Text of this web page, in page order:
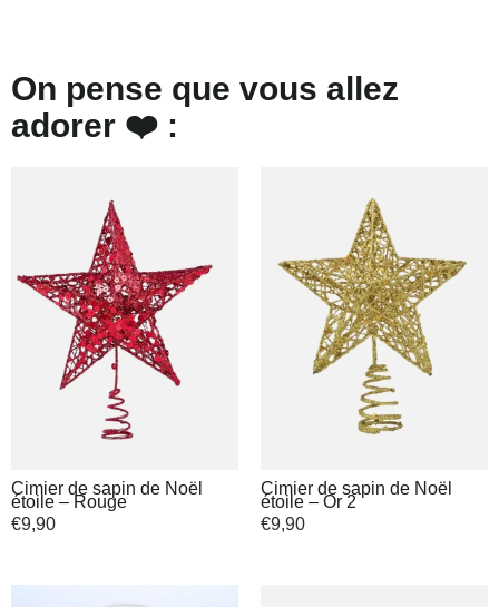
On pense que vous allez
adorer ❤️ :
Cimier de sapin de Noël
étoile – Rouge
€9,90
Cimier de sapin de Noël
étoile – Or 2
€9,90